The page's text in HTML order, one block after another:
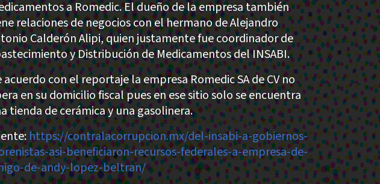
a Romedic. El dueño de la empresa también
relaciones de negocios con el hermano de Alejandro
Calderón Alipi, quien justamente fue coordinador de
y Distribución de Medicamentos del INSABI.
acuerdo con el reportaje la empresa Romedic SA de CV no
en su domicilio fiscal pues en ese sitio solo se encuentra
tienda de cerámica y una gasolinera.
https://contralacorrupcion.mx/del-insabi-a-gobiernos-
asi-beneficiaron-recursos-federales-a-empresa-de-
de-andy-lopez-beltran/